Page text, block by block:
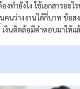
ทำยังไง ใช้เอกสารอะไ
คนว่างงานได้กี่บาท ข้อส
งินติดล้อมีคำตอบมาให้แ
งานออนไลน์ ต้องทำยังไงบ้าง?